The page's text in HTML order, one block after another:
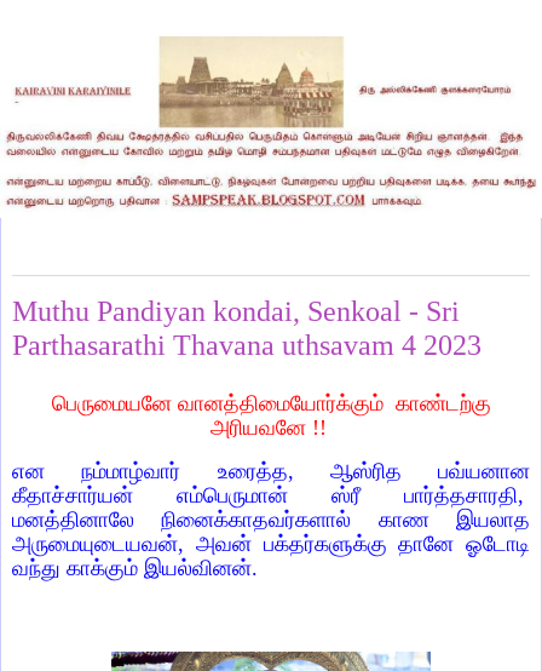
Muthu Pandiyan kondai, Senkoal - Sri
Parthasarathi Thavana uthsavam 4 2023
பெருமையனே வானத்திமையோர்க்கும் காண்டற்கு
அரியவனே !!
என நம்மாழ்வார் உரைத்த, ஆஸ்ரித பவ்யனான
கீதாச்சார்யன் எம்பெருமான் ஸ்ரீ பார்த்தசாரதி,
மனத்தினாலே நினைக்காதவர்களால் காண இயலாத
அருமையுடையவன், அவன் பக்தர்களுக்கு தானே ஓடோடி
வந்து காக்கும் இயல்வினன்.